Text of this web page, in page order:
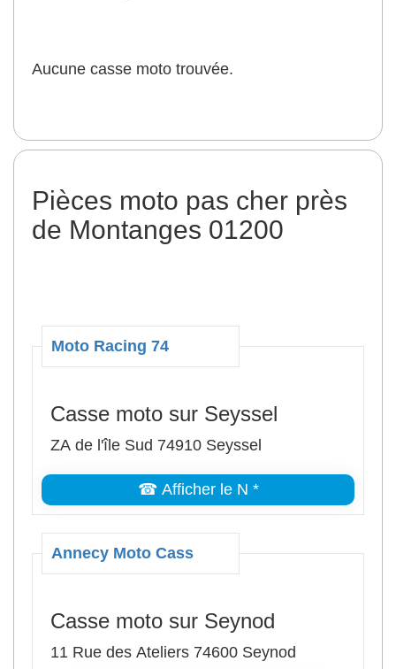
Aucune casse moto trouvée.
Pièces moto pas cher près
de Montanges 01200
Moto Racing 74
Casse moto sur Seyssel
ZA de l'île Sud 74910 Seyssel
☎ Afficher le N *
Annecy Moto Cass
Casse moto sur Seynod
11 Rue des Ateliers 74600 Seynod